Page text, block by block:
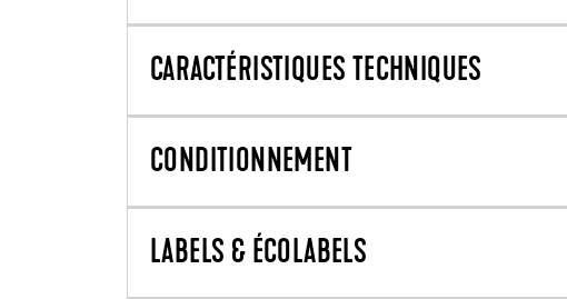
CARACTÉRISTIQUES TECHNIQUES
CONDITIONNEMENT
LABELS & ÉCOLABELS